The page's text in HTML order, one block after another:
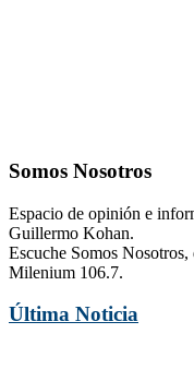
Somos Nosotros
Espacio de opinión e
Guillermo Kohan.
Escuche Somos
Milenium 106.7.
Última Noticia